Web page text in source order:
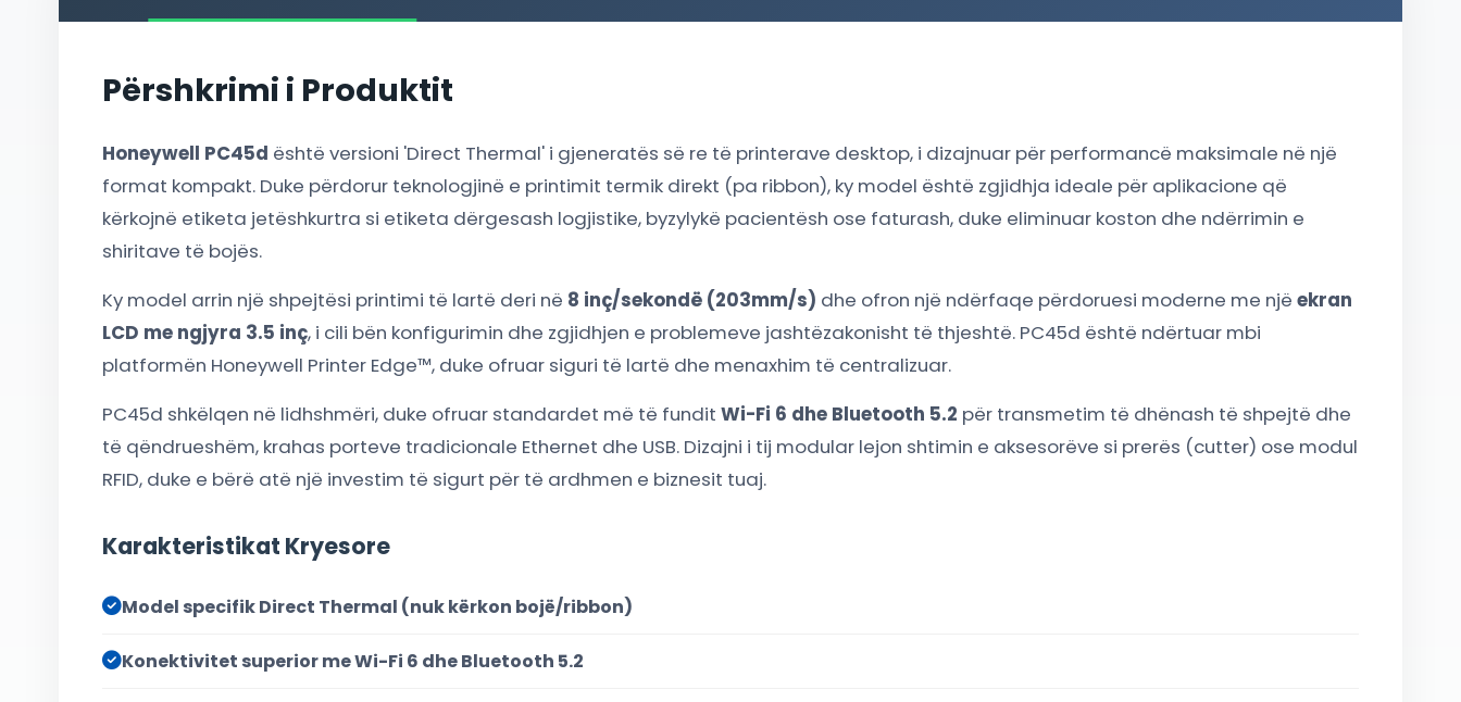
Përshkrimi i Produktit
Honeywell PC45d është versioni 'Direct Thermal' i gjeneratës së re të printerave desktop, i dizajnuar për performancë maksimale në një
format kompakt. Duke përdorur teknologjinë e printimit termik direkt (pa ribbon), ky model është zgjidhja ideale për aplikacione që
kërkojnë etiketa jetëshkurtra si etiketa dërgesash logjistike, byzylykë pacientësh ose faturash, duke eliminuar koston dhe ndërrimin e
shiritave të bojës.
Ky model arrin një shpejtësi printimi të lartë deri në 8 inç/sekondë (203mm/s) dhe ofron një ndërfaqe përdoruesi moderne me një ekran
LCD me ngjyra 3.5 inç, i cili bën konfigurimin dhe zgjidhjen e problemeve jashtëzakonisht të thjeshtë. PC45d është ndërtuar mbi
platformën Honeywell Printer Edge™, duke ofruar siguri të lartë dhe menaxhim të centralizuar.
PC45d shkëlqen në lidhshmëri, duke ofruar standardet më të fundit Wi-Fi 6 dhe Bluetooth 5.2 për transmetim të dhënash të shpejtë dhe
të qëndrueshëm, krahas porteve tradicionale Ethernet dhe USB. Dizajni i tij modular lejon shtimin e aksesorëve si prerës (cutter) ose modul
RFID, duke e bërë atë një investim të sigurt për të ardhmen e biznesit tuaj.
Karakteristikat Kryesore
Model specifik Direct Thermal (nuk kërkon bojë/ribbon)
Konektivitet superior me Wi-Fi 6 dhe Bluetooth 5.2